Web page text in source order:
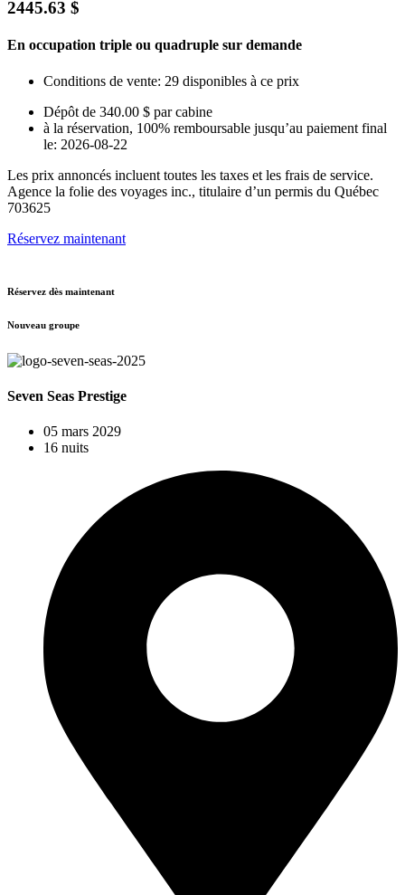
2445.63 $
En occupation triple ou quadruple sur demande
Conditions de vente: 29 disponibles à ce prix
Dépôt de 340.00 $ par cabine
à la réservation, 100% remboursable jusqu’au paiement final
le: 2026-08-22
Les prix annoncés incluent toutes les taxes et les frais de service.
Agence la folie des voyages inc., titulaire d’un permis du Québec
703625
Réservez maintenant
Réservez dès maintenant
Nouveau groupe
Seven Seas Prestige
05 mars 2029
16 nuits